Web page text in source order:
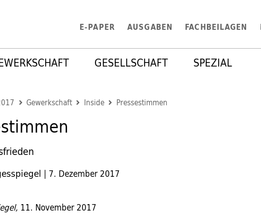
E-PAPER AUSGABEN FACHBEILAGEN
GESELLSCHAFT SPEZIAL
Gewerkschaft Inside Pressestimmen
| 7. Dezember 2017
11. November 2017